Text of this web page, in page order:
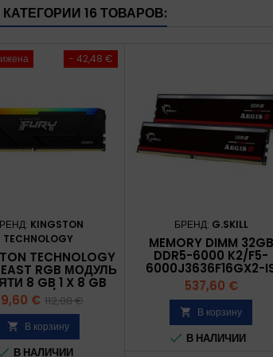
16 ТОВАРОВ:
- 42,48 €
KINGSTON
TECHNOLOGY
TECHNOLOGY
RGB МОДУЛЬ
8 GB 1 X 8 GB
3200 MT/S 288-PIN
DIMM
€ Базовая
112,08 €
 В корзину
В НАЛИЧИИ
БРЕНД: G.SKILL
MEMORY DIMM 32GB
DDR5-6000 K2/F5-
6000J3636F16GX2-
G.SKILL
Цена
537,60 €
 В корзину
 В НАЛИЧИИ